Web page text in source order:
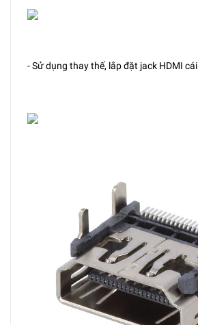
- Sử dụng thay thế, lắp đặt jack HDMI cái